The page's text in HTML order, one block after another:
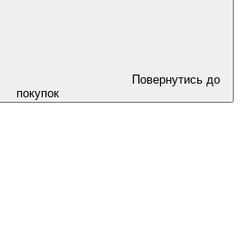
Повернутись до
покупок